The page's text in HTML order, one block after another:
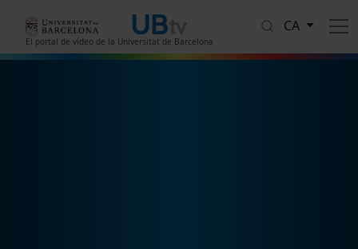
El portal de vídeo de la Universitat de Barcelona
CA